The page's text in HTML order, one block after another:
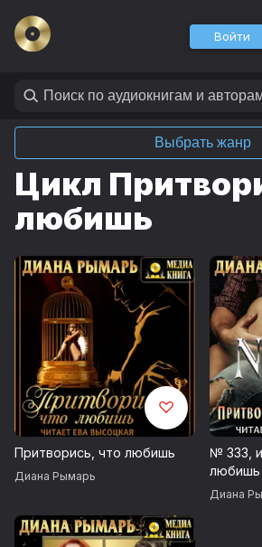
Войти
Выбрать жанр
Цикл
любишь
Притворись, что любишь
Диана Рымарь
№ 333,
любишь
Диана